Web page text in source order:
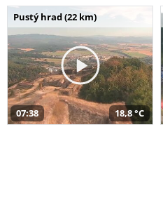
Pustý hrad (22 km)
07:38 18,8 °C